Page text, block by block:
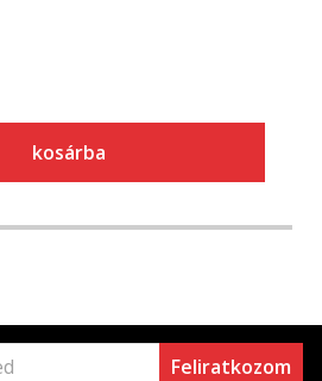
kosárba
Feliratkozom